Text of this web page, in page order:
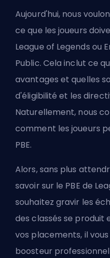
Aujourd'hui, nous
ce que les joueurs
League of Legends ou
Public. Cela inclut ce
avantages et quelles
d'éligibilité et les
Naturellement, nous
comment les joueurs
PBE.
Alors, sans plus
savoir sur le PBE de
souhaitez gravir les
des classés se produit
vos placements, il
boosteur